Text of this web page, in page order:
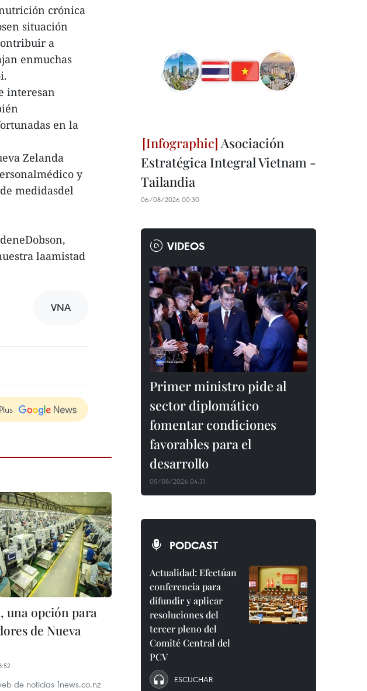
crónica
situación
a
enmuchas
interesan
en la
Zelanda
y
medidasdel
laamistad
VNA
una opción para
de Nueva
de noticias 1news.co.nz
Asociación
Estratégica Integral Vietnam -
Tailandia
06/08/2026 00:30
VIDEOS
Primer ministro pide al
sector diplomático
fomentar condiciones
favorables para el
desarrollo
05/08/2026 04:31
PODCAST
Actualidad: Efectúan
conferencia para
difundir y aplicar
resoluciones del
tercer pleno del
Comité Central del
PCV
ESCUCHAR